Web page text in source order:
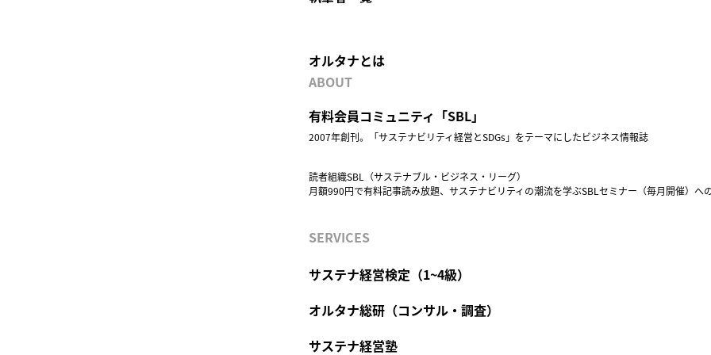
オルタナとは
ABOUT
有料会員コミュニティ「SBL」
2007年創刊。「サステナビリティ経営とSDGs」をテーマにしたビジネス情報誌
読者組織SBL（サステナブル・ビジネス・リーグ）
月額990円で有料記事読み放題、サステナビリティの潮流を学ぶSBLセミナー（毎月開催）へ
SERVICES
サステナ経営検定（1~4級）
オルタナ総研（コンサル・調査）
サステナ経営塾